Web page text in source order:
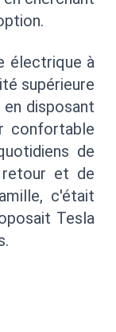
électrique à
supérieure
disposant
confortable
de
et de
c'était
Tesla